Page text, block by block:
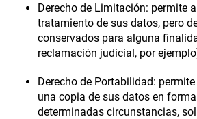
Derecho de Limitación: permite
tratamiento de sus datos, pero
conservados para alguna
reclamación judicial, por
Derecho de Portabilidad:
una copia de sus datos en
determinadas circunstancias,